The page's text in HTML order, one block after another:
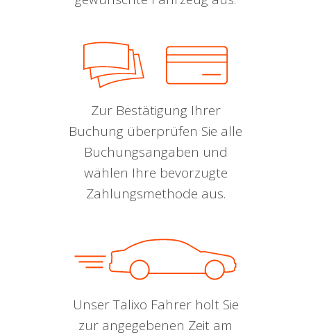
Zur Bestätigung Ihrer
Buchung überprüfen Sie alle
Buchungsangaben und
wählen Ihre bevorzugte
Zahlungsmethode aus.
Unser Talixo Fahrer holt Sie
zur angegebenen Zeit am